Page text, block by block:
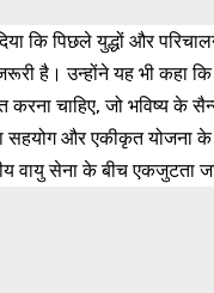
कि पिछले युद्धों और
है। उन्होंने यह भी कहा
करना चाहिए, जो भविष्य के
सहयोग और एकीकृत योजना
वायु सेना के बीच एकजुटता